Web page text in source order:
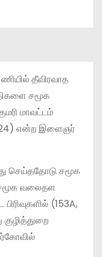
தீவிரவாத
சமூக
மாவட்டம்
(24) என்ற இளைஞர்
செய்ததோடு சமூக
வலைதள
(153A,